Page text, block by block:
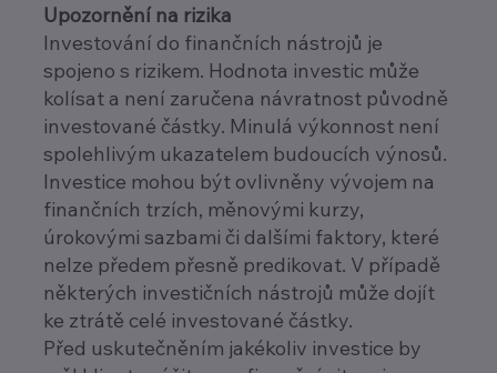
Upozornění na rizika
Investování do finančních nástrojů je
spojeno s rizikem. Hodnota investic může
kolísat a není zaručena návratnost původně
investované částky. Minulá výkonnost není
spolehlivým ukazatelem budoucích výnosů.
Investice mohou být ovlivněny vývojem na
finančních trzích, měnovými kurzy,
úrokovými sazbami či dalšími faktory, které
nelze předem přesně predikovat. V případě
některých investičních nástrojů může dojít
ke ztrátě celé investované částky.
Před uskutečněním jakékoliv investice by